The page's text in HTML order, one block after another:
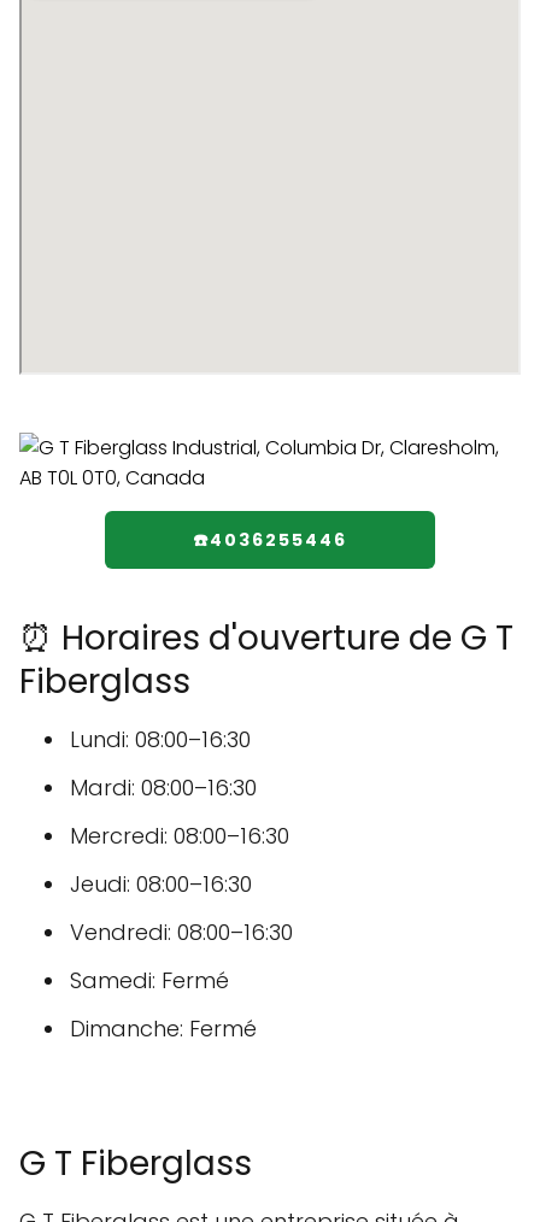
☎️4036255446
⏰ Horaires d'ouverture de G T
Fiberglass
Lundi: 08:00–16:30
Mardi: 08:00–16:30
Mercredi: 08:00–16:30
Jeudi: 08:00–16:30
Vendredi: 08:00–16:30
Samedi: Fermé
Dimanche: Fermé
G T Fiberglass